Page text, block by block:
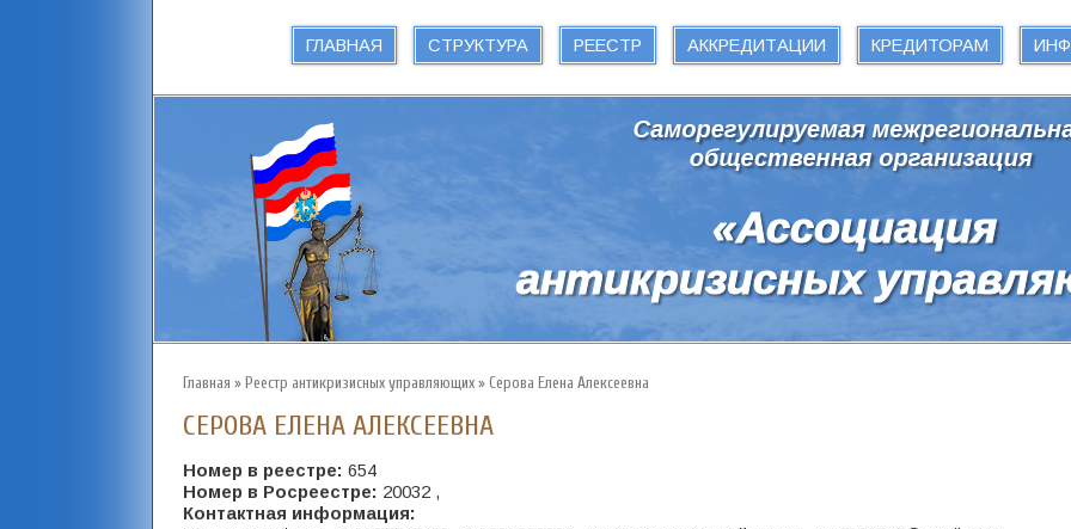
ГЛАВНАЯ СТРУКТУРА РЕЕСТР АККРЕДИТАЦИИ КРЕДИТОРАМ
Главная » Реестр антикризисных управляющих » Серова Елена Алексеевна
СЕРОВА ЕЛЕНА АЛЕКСЕЕВНА
Номер в реестре: 654
Номер в Росреестре: 20032 ,
Контактная информация: